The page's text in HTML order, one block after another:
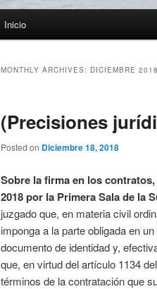
Skip to primary content
Skip to secondary content
Inicio
MONTHLY ARCHIVES: DICIEMBRE 2018
(Precisiones
Posted on Diciembre 18, 2018
Sobre la firma en los
2018 por la Primera Sala de la
juzgado que, en materia civil
imponga a la parte obligada en
documento de identidad y,
que, en virtud del artículo 1134
términos de la contratación que